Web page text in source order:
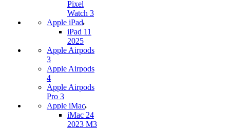
Pixel
Watch 3
Apple iPad
iPad 11
2025
Apple Airpods
3
Apple Airpods
4
Apple Airpods
Pro 3
Apple iMac
iMac 24
2023 M3